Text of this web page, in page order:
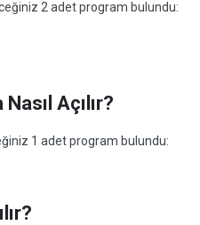
2 adet program bulundu:
Açılır?
1 adet program bulundu: